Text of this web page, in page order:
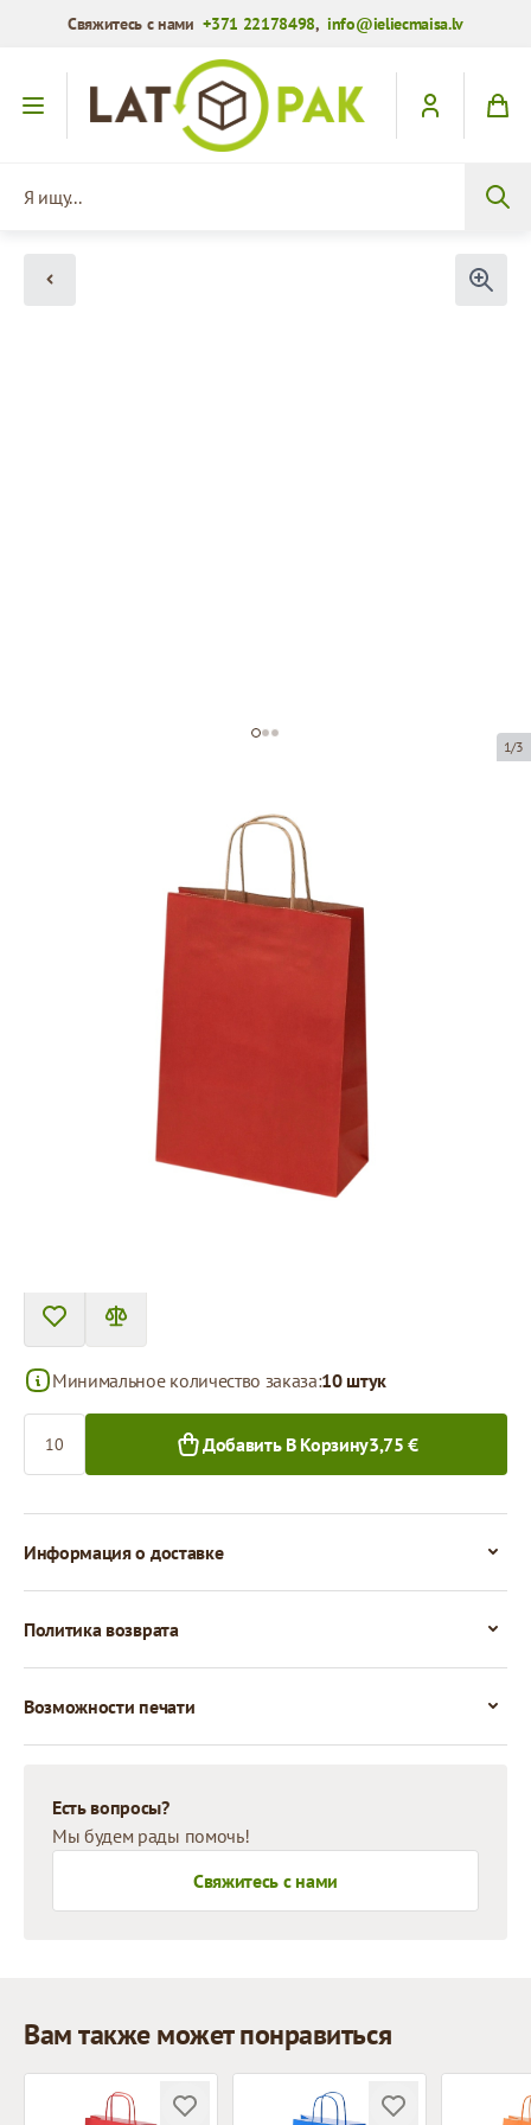
Свяжитесь с нами+371 22178498,info@ieliecmaisa.lv
Перейти к содержимому
1/3
Тёмно красные бумажные пакеты
с плетёными ручками
P93932
22 x 10 x 31 cm
крафт-бумага
90 g/m2
Tовар можно получить в пункте выдачи.
Минимальное количество заказа:10 штук
Добавить В Корзину3,75 €
Информация о доставке
Политика возврата
Возможности печати
Есть вопросы?
Мы будем рады помочь!
Свяжитесь с нами
Вам также может понравиться